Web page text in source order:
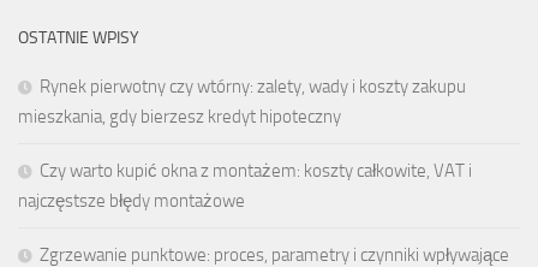
OSTATNIE WPISY
Rynek pierwotny czy wtórny: zalety, wady i koszty zakupu
mieszkania, gdy bierzesz kredyt hipoteczny
Czy warto kupić okna z montażem: koszty całkowite, VAT i
najczęstsze błędy montażowe
Zgrzewanie punktowe: proces, parametry i czynniki wpływające